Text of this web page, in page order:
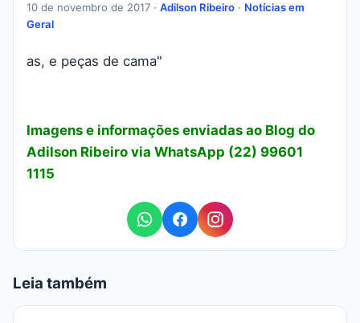
10 de novembro de 2017 · Adilson Ribeiro · Notícias em
Geral
as, e peças de cama"
Imagens e informações enviadas ao Blog do
Adilson Ribeiro via WhatsApp (22) 99601
1115
Leia também